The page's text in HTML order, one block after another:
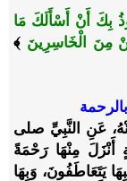
بِكَ أَنْ أَسْأَلَكَ مَا
مِنَ الْخَاسِرِينَ ﴾
عَنِ النَّبِيِّ صلى
أَنْزَلَ مِنْهَا رَحْمَةً
يَتَعَاطَفُونَ، وَبِهَا